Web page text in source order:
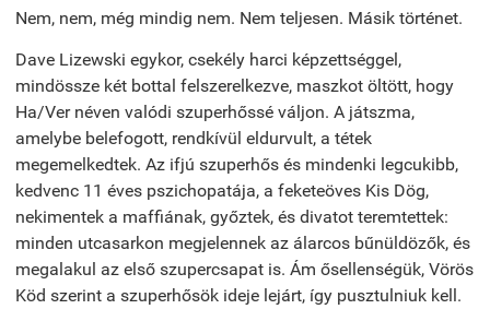
Nem, nem, még mindig nem. Nem teljesen. Másik történet.
Dave Lizewski egykor, csekély harci képzettséggel,
mindössze két bottal felszerelkezve, maszkot öltött, hogy
Ha/Ver néven valódi szuperhőssé váljon. A játszma,
amelybe belefogott, rendkívül eldurvult, a tétek
megemelkedtek. Az ifjú szuperhős és mindenki legcukibb,
kedvenc 11 éves pszichopatája, a feketeöves Kis Dög,
nekimentek a maffiának, győztek, és divatot teremtettek:
minden utcasarkon megjelennek az álarcos bűnüldözők, és
megalakul az első szupercsapat is. Ám ősellenségük, Vörös
Köd szerint a szuperhősök ideje lejárt, így pusztulniuk kell.